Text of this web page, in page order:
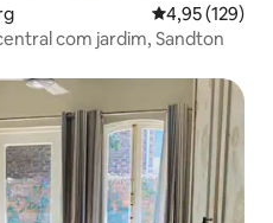
4,95 de uma
4,95 (129)
com jardim, Sandton